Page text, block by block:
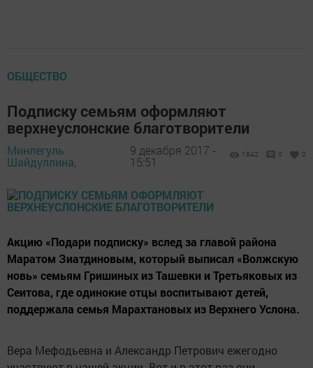
ОБЩЕСТВО
Подписку семьям оформляют
верхнеуслонские благотворители
Минлегуль
Шайдуллина,
9 декабря 2017 -
15:51
1842 0 0
Акцию «Подари подписку» вслед за главой района
Маратом Зиатдиновым, который выписал «Волжскую
новь» семьям Гришиных из Ташевки и Третьяковых из
Сеитова, где одинокие отцы воспитывают детей,
поддержала семья Марахтановых из Верхнего Услона.
Вера Мефодьевна и Александр Петрович ежегодно